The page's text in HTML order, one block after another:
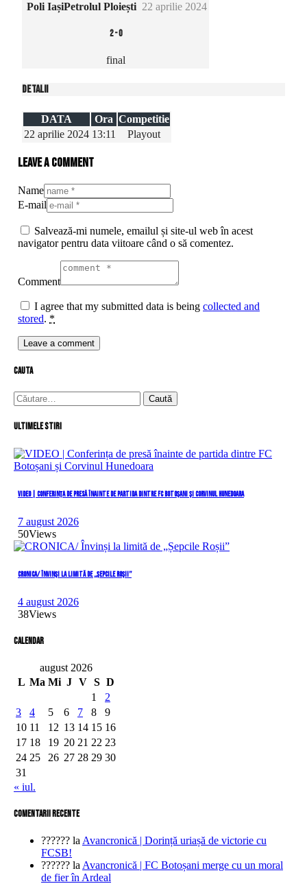
Poli IașiPetrolul Ploiești 22 aprilie 2024
2-0
final
Detalii
DATA Ora Competitie
22 aprilie 2024 13:11 Playout
Leave a comment
Name
E-mail
Salvează-mi numele, emailul și site-ul web în acest
navigator pentru data viitoare când o să comentez.
Comment
I agree that my submitted data is being collected and
stored. *
cauta
Caută
după:
Ultimele stiri
VIDEO | Conferința de presă înainte de partida dintre FC Botoșani și Corvinul Hunedoara
7 august 2026
50Views
CRONICA/ Învinși la limită de „Șepcile Roșii”
4 august 2026
38Views
Calendar
august 2026
L Ma Mi J V S D
1
2
3
4 5 6 7 8
9
10 11 12 13 14 15 16
17 18 19 20 21 22 23
24 25 26 27 28 29 30
31
« iul.
comentarii recente
?????? la Avancronică | Dorință uriașă de victorie cu
FCSB!
?????? la Avancronică | FC Botoșani merge cu un moral
de fier în Ardeal